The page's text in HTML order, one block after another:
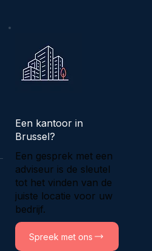
Een kantoor in
Brussel?
Een gesprek met een
adviseur is de sleutel
tot het vinden van de
juiste locatie voor uw
bedrijf.
Spreek met ons